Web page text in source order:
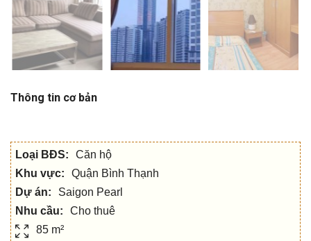
Thông tin cơ bản
Loại BĐS:
Căn hộ
Khu vực:
Quận Bình Thạnh
Dự án:
Saigon Pearl
Nhu cầu:
Cho thuê
85 m²